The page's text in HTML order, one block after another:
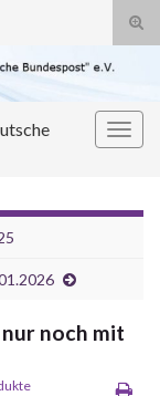
noch mit